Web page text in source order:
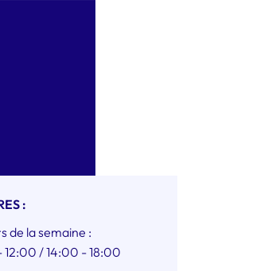
:
de la semaine :
/ 14:00 - 18:00